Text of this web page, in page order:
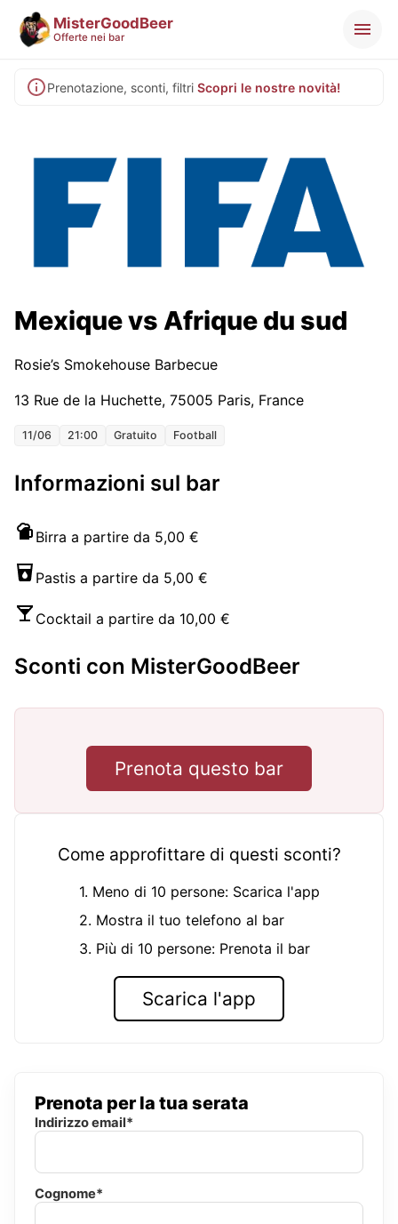
MisterGoodBeer
Offerte nei bar
Prenotazione, sconti, filtri Scopri le nostre novità!
Mexique vs Afrique du sud
Rosie’s Smokehouse Barbecue
13 Rue de la Huchette, 75005 Paris, France
11/06 21:00 Gratuito Football
Informazioni sul bar
Birra a partire da 5,00 €
Pastis a partire da 5,00 €
Cocktail a partire da 10,00 €
Sconti con MisterGoodBeer
Prenota questo bar
Come approfittare di questi sconti?
1. Meno di 10 persone: Scarica l'app
2. Mostra il tuo telefono al bar
3. Più di 10 persone: Prenota il bar
Scarica l'app
Prenota per la tua serata
Indirizzo email*
Cognome*